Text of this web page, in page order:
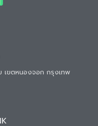
เขตหนองจอก กรุงเทพ